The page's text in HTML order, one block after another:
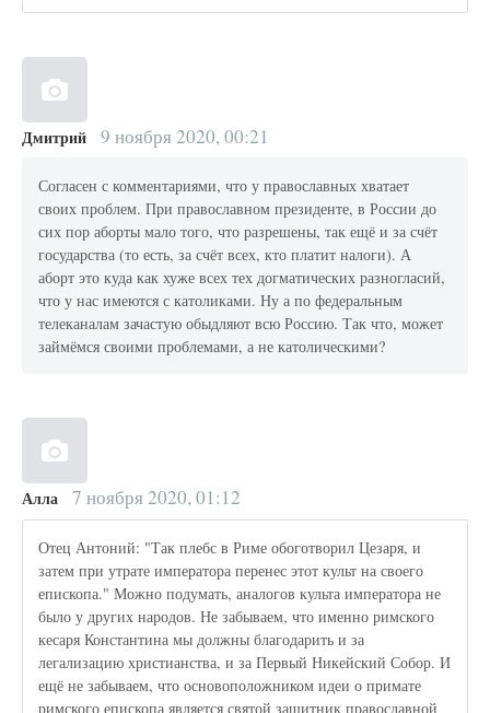
Дмитрий 9 ноября 2020, 00:21
Согласен с комментариями, что у православных хватает
своих проблем. При православном президенте, в России до
сих пор аборты мало того, что разрешены, так ещё и за счёт
государства (то есть, за счёт всех, кто платит налоги). А
аборт это куда как хуже всех тех догматических разногласий,
что у нас имеются с католиками. Ну а по федеральным
телеканалам зачастую обыдляют всю Россию. Так что, может
займёмся своими проблемами, а не католическими?
Алла 7 ноября 2020, 01:12
Отец Антоний: "Так плебс в Риме обоготворил Цезаря, и
затем при утрате императора перенес этот культ на своего
епископа." Можно подумать, аналогов культа императора не
было у других народов. Не забываем, что именно римского
кесаря Константина мы должны благодарить и за
легализацию христианства, и за Первый Никейский Собор. И
ещё не забываем, что основоположником идеи о примате
римского епископа является святой защитник православной